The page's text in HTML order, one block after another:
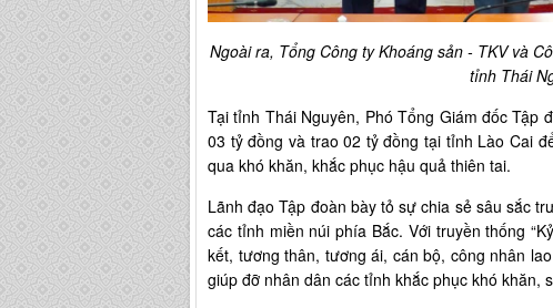
Ngoài ra, Tổng Công ty Khoáng sản - TKV và
tỉnh Thái
Tại tỉnh Thái Nguyên, Phó Tổng Giám đốc Tập
03 tỷ đồng và trao 02 tỷ đồng tại tỉnh Lào Cai
qua khó khăn, khắc phục hậu quả thiên tai.
Lãnh đạo Tập đoàn bày tỏ sự chia sẻ sâu sắc
các tỉnh miền núi phía Bắc. Với truyền thống
kết, tương thân, tương ái, cán bộ, công nhân
giúp đỡ nhân dân các tỉnh khắc phục khó khăn,